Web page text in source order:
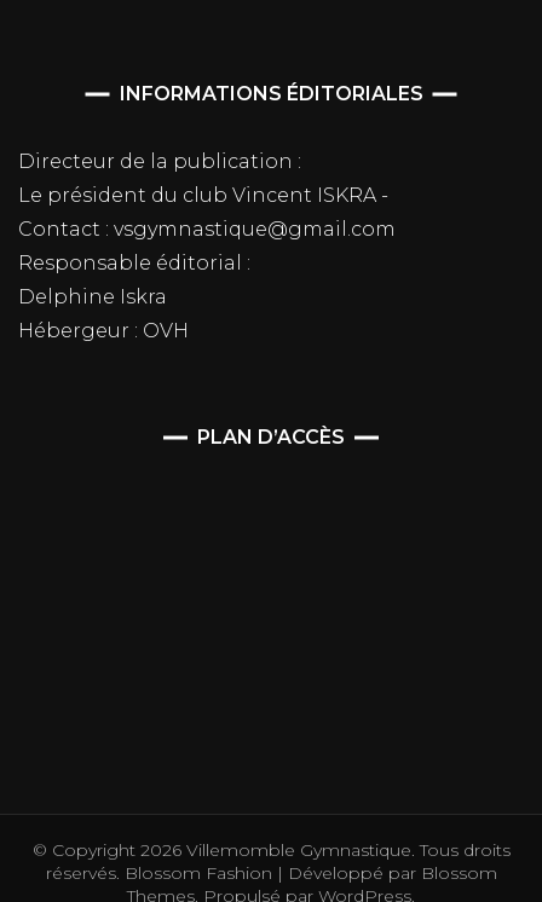
INFORMATIONS ÉDITORIALES
Directeur de la publication :
Le président du club Vincent ISKRA -
Contact : vsgymnastique@gmail.com
Responsable éditorial :
Delphine Iskra
Hébergeur : OVH
PLAN D’ACCÈS
© Copyright 2026 Villemomble Gymnastique . Tous droits
réservés. Blossom Fashion | Développé parBlossom
Themes . Propulsé par WordPress